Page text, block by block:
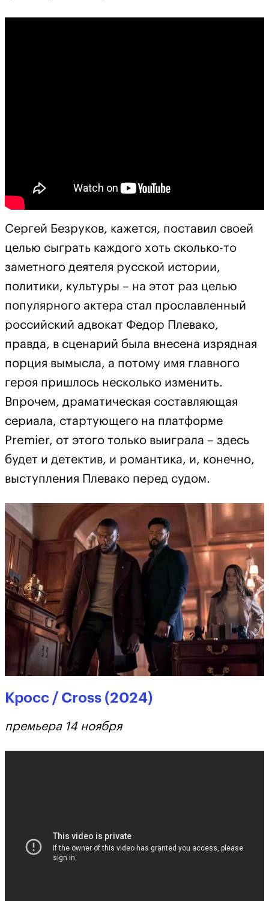
Сергей Безруков, кажется, поставил своей
целью сыграть каждого хоть сколько-то
заметного деятеля русской истории,
политики, культуры – на этот раз целью
популярного актера стал прославленный
российский адвокат Федор Плевако,
правда, в сценарий была внесена изрядная
порция вымысла, а потому имя главного
героя пришлось несколько изменить.
Впрочем, драматическая составляющая
сериала, стартующего на платформе
Premier, от этого только выиграла – здесь
будет и детектив, и романтика, и, конечно,
выступления Плевако перед судом.
Кросс / Cross (2024)
премьера 14 ноября